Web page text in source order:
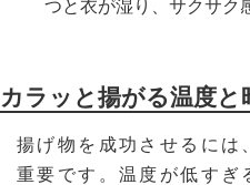
つと衣が湿り、サクサク
カラッと揚がる温度と
揚げ物を成功させるには
重要です。温度が低すぎ